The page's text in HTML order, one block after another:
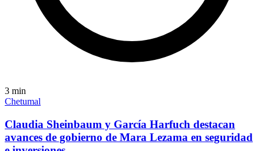
3 min
Chetumal
Claudia Sheinbaum y García Harfuch destacan
avances de gobierno de Mara Lezama en seguridad